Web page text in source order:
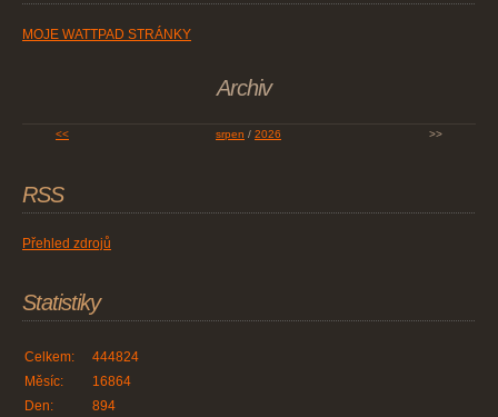
MOJE WATTPAD STRÁNKY
Archiv
<< srpen / 2026 >>
RSS
Přehled zdrojů
Statistiky
Celkem:
444824
Měsíc:
16864
Den:
894